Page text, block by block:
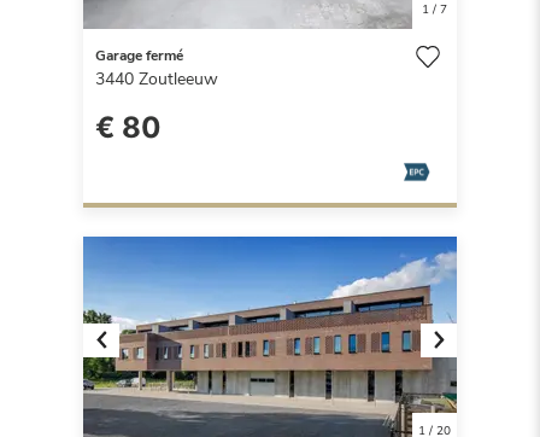
1/ 7
Garage fermé
3440 Zoutleeuw
€ 80
Previous Next
1/ 20